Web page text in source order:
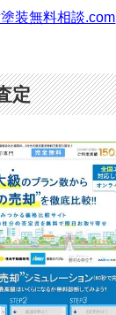
装無料相談.com
定